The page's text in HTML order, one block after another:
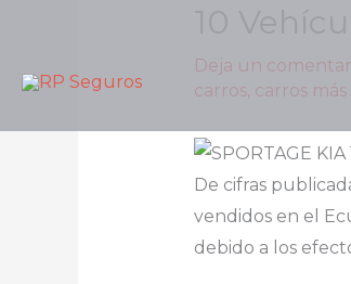
10
Deja un
carros, carros
De cifras
vendidos en el
debido a los